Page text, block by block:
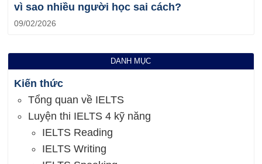
vì sao nhiều người học sai cách?
09/02/2026
DANH MỤC
Kiến thức
Tổng quan về IELTS
Luyện thi IELTS 4 kỹ năng
IELTS Reading
IELTS Writing